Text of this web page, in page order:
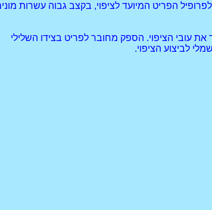
הפריט המיועד לציפוי, בקצב גבוה עשרות
עובי הציפוי. הספק מחובר לפריט בצידו השלילי
לביצוע הציפוי.